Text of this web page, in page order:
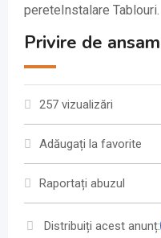
pereteInstalare
Privire de
257 vizualizări
Adăugați la favorite
Raportați abuzul
Distribuiți acest anunț: